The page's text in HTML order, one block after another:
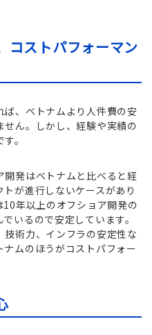
コストパフォーマン
、ベトナムより人件費の安
ん。しかし、経験や実績の
。
発はベトナムと比べると経
が進行しないケースがあり
年以上のオフショア開発の
いるので安定しています。
術力、インフラの安定性な
ムのほうがコストパフォー